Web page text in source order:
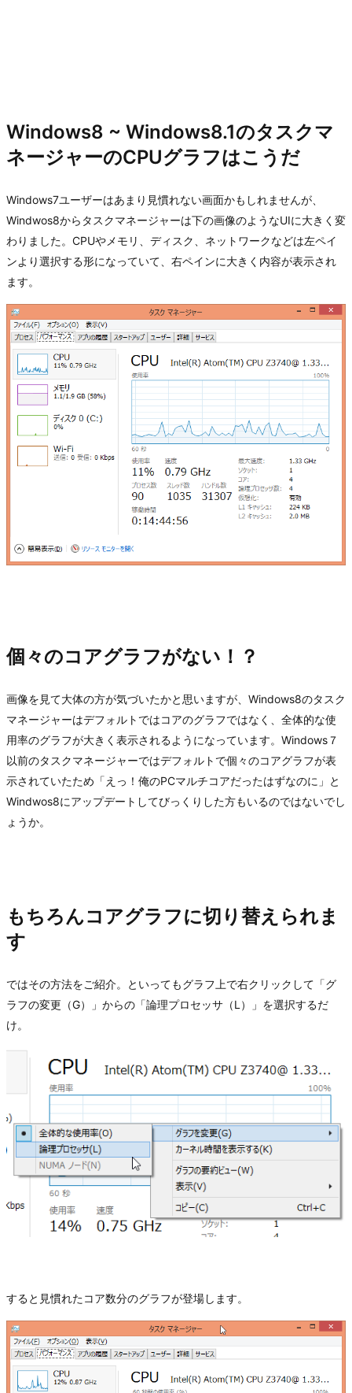
Windows8 ~ Windows8.1のタスクマ
ネージャーのCPUグラフはこうだ
Windows7ユーザーはあまり見慣れない画面かもしれませんが、
Windwos8からタスクマネージャーは下の画像のようなUIに大きく変
わりました。CPUやメモリ、ディスク、ネットワークなどは左ペイ
ンより選択する形になっていて、右ペインに大きく内容が表示され
ます。
個々のコアグラフがない！？
画像を見て大体の方が気づいたかと思いますが、Windows8のタスク
マネージャーはデフォルトではコアのグラフではなく、全体的な使
用率のグラフが大きく表示されるようになっています。Windows７
以前のタスクマネージャーではデフォルトで個々のコアグラフが表
示されていたため「えっ！俺のPCマルチコアだったはずなのに」と
Windwos8にアップデートしてびっくりした方もいるのではないでし
ょうか。
もちろんコアグラフに切り替えられま
す
ではその方法をご紹介。といってもグラフ上で右クリックして「グ
ラフの変更（G）」からの「論理プロセッサ（L）」を選択するだ
け。
すると見慣れたコア数分のグラフが登場します。